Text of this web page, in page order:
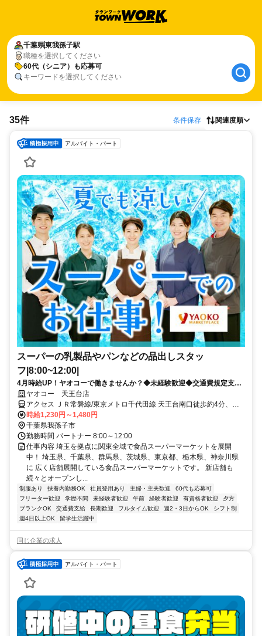
千葉県東我孫子駅
職種を選択してください
60代（シニア）も応募可
キーワードを選択してください
35件 条件保存 関連度順
アルバイト・パート
スーパーの乳製品やパンなどの品出しスタッ
フ|8:00~12:00|
4月時給UP！ヤオコーで働きませんか？◆未経験歓迎◆交通費規定支給
◆福利厚生充実
ヤオコー 天王台店
アクセス ＪＲ常磐線/東京メトロ千代田線 天王台南口徒歩約4分、Ｊ
Ｒ成田線 東我孫子北口徒歩約7分、ＪＲ常磐線/東京メトロ千代田線
我孫子（千葉県）北口徒歩約38分 JR常磐線「天王台駅」より徒歩約
2分 バイク通勤 応相談 自転車通勤 OK
時給1,230円～1,480円
千葉県我孫子市
勤務時間 パートナー 8:00～12:00
仕事内容 埼玉を拠点に関東全域で食品スーパーマーケットを展開
中！ 埼玉県、千葉県、群馬県、茨城県、東京都、栃木県、神奈川県
に 広く店舗展開している食品スーパーマーケットです。 新店舗も
続々とオープンし...
制服あり 扶養内勤務OK 社員登用あり 主婦・主夫歓迎
60代も応募可
フリーター歓迎
学歴不問 未経験者歓迎 午前 経験者歓迎 有資格者歓迎
夕方
ブランクOK
交通費支給 長期歓迎 フルタイム歓迎 週2・3日からOK
シフト制
週4日以上OK
留学生活躍中
同じ企業の求人
アルバイト・パート